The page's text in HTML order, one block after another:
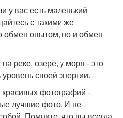
у вас есть маленький
с такими же
обмен опытом, но и обмен
реке, озере, у моря - это
своей энергии.
красивых фотографий -
лучшие фото. И не